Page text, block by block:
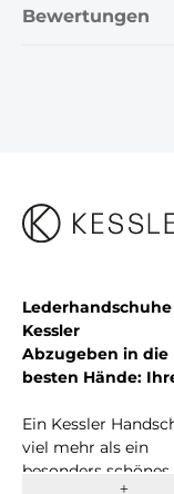
Bewertungen
Kessler
Abzugeben in die
besten Hände:
Ein Kessler
viel mehr als ein
besonders